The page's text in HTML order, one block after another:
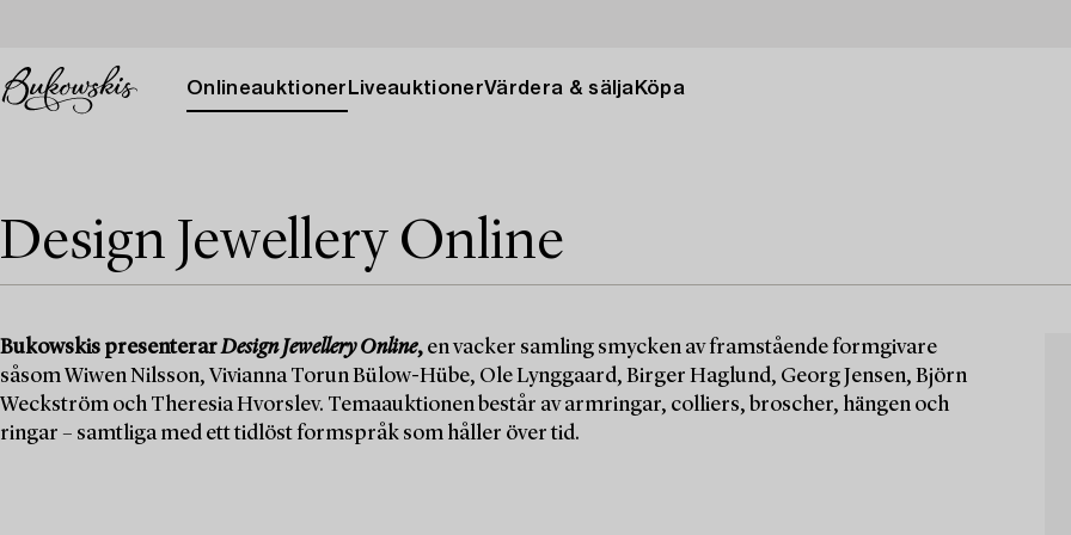
Onlineauktioner LiveauktionerVärdera & sälja Köpa
Design Jewellery Online
Bukowskis presenterarDesign Jewellery Online, en vacker samling smycken av framstående formgivare
såsom Wiwen Nilsson, Vivianna Torun Bülow-Hübe, Ole Lynggaard, Birger Haglund, Georg Jensen, Björn
Weckström och Theresia Hvorslev. Temaauktionen består av armringar, colliers, broscher, hängen och
ringar – samtliga med ett tidlöst formspråk som håller över tid.